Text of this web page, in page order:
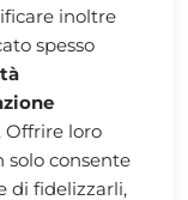
inoltre
spesso
Offrire loro
solo consente
di fidelizzarli,